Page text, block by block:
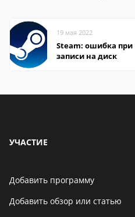
19 мая 2022
Steam: ошибка при
записи на диск
УЧАСТИЕ
Добавить программу
Добавить обзор или статью